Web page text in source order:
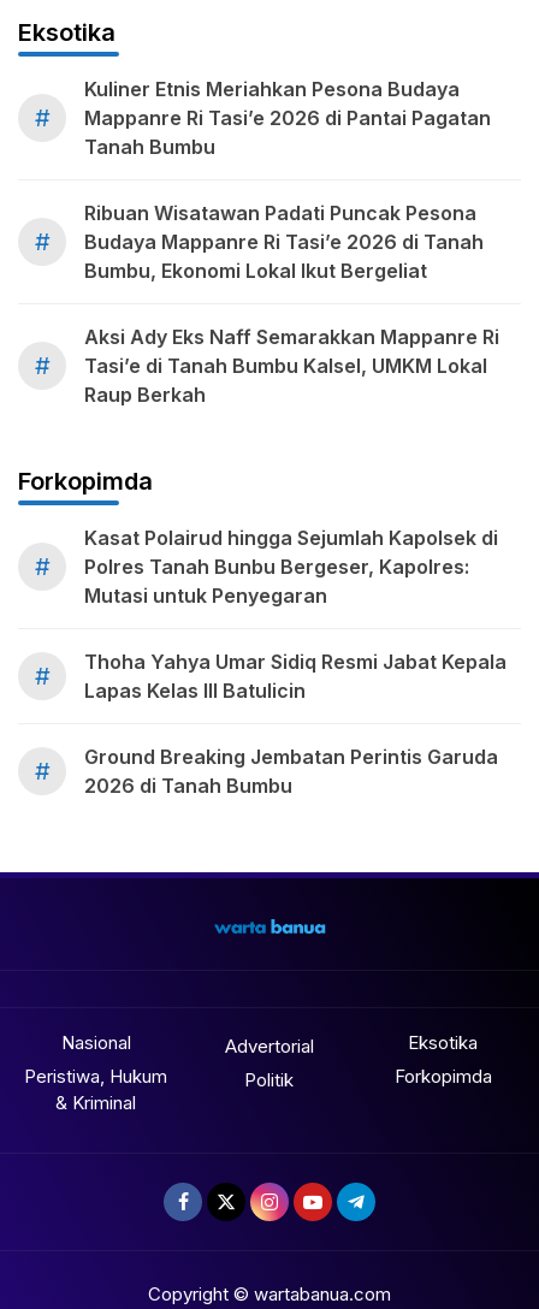
Eksotika
#
Kuliner Etnis Meriahkan Pesona Budaya
Mappanre Ri Tasi’e 2026 di Pantai Pagatan
Tanah Bumbu
#
Ribuan Wisatawan Padati Puncak Pesona
Budaya Mappanre Ri Tasi’e 2026 di Tanah
Bumbu, Ekonomi Lokal Ikut Bergeliat
#
Aksi Ady Eks Naff Semarakkan Mappanre Ri
Tasi’e di Tanah Bumbu Kalsel, UMKM Lokal
Raup Berkah
Forkopimda
#
Kasat Polairud hingga Sejumlah Kapolsek di
Polres Tanah Bunbu Bergeser, Kapolres:
Mutasi untuk Penyegaran
#
Thoha Yahya Umar Sidiq Resmi Jabat Kepala
Lapas Kelas III Batulicin
#
Ground Breaking Jembatan Perintis Garuda
2026 di Tanah Bumbu
Nasional
Peristiwa, Hukum
& Kriminal
Advertorial
Politik
Eksotika
Forkopimda
Copyright © wartabanua.com